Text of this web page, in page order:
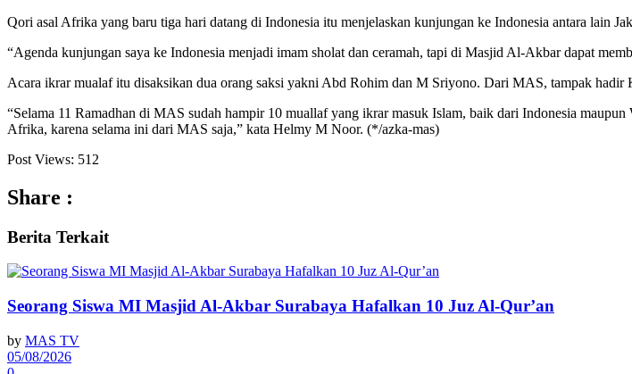
Qori asal Afrika yang baru tiga hari datang di Indonesia itu menjelaskan kunjungan ke Indonesia antara lain
“Agenda kunjungan saya ke Indonesia menjadi imam sholat dan ceramah, tapi di Masjid Al-Akbar dapat
Acara ikrar mualaf itu disaksikan dua orang saksi yakni Abd Rohim dan M Sriyono. Dari MAS, tampak
“Selama 11 Ramadhan di MAS sudah hampir 10 muallaf yang ikrar masuk Islam, baik dari Indonesia
Afrika, karena selama ini dari MAS saja,” kata Helmy M Noor. (*/azka-mas)
Post Views: 512
Share :
Berita Terkait
Seorang Siswa MI Masjid Al-Akbar Surabaya Hafalkan 10 Juz Al-Qur’an
by MAS TV
05/08/2026